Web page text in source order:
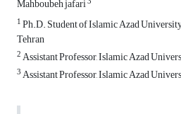
Mahboubeh jafari
1Ph.D. Student of Islamic Azad
Tehran
2Assistant Professor, Islamic Azad
3Assistant Professor, Islamic Azad